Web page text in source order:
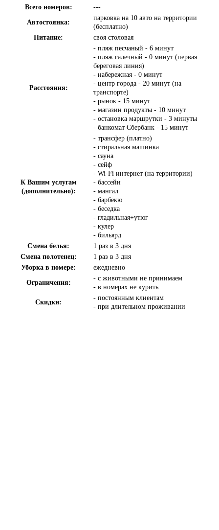
Всего номеров: ---
Автостоянка:
парковка на 10 авто на территории
(бесплатно)
Питание:
своя столовая
Расстояния:
- пляж песчаный - 6 минут
- пляж галечный - 0 минут (первая
береговая линия)
- набережная - 0 минут
- центр города - 20 минут (на
транспорте)
- рынок - 15 минут
- магазин продукты - 10 минут
- остановка маршрутки - 3 минуты
- банкомат Сбербанк - 15 минут
К Вашим услугам
(дополнительно):
- трансфер (платно)
- стиральная машинка
- сауна
- сейф
- Wi-Fi интернет (на территории)
- бассейн
- мангал
- барбекю
- беседка
- гладильная+утюг
- кулер
- бильярд
Смена белья:
1 раз в 3 дня
Смена полотенец:
1 раз в 3 дня
Уборка в номере:
ежедневно
Ограничения:
- с животными не принимаем
- в номерах не курить
Скидки:
- постоянным клиентам
- при длительном проживании